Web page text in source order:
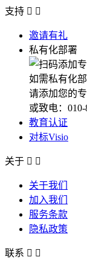
支持  
邀请有礼
私有化部署
如需私有化
请添加您的
或致电：010-
教育认证
对标Visio
关于  
关于我们
加入我们
服务条款
隐私政策
联系  